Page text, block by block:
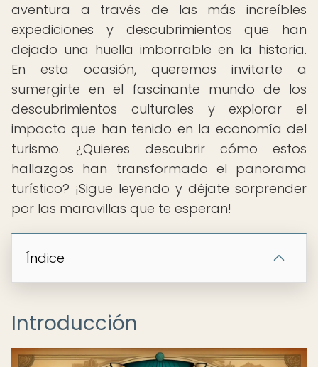
aventura a través de las más increíbles
expediciones y descubrimientos que han
dejado una huella imborrable en la historia.
En esta ocasión, queremos invitarte a
sumergirte en el fascinante mundo de los
descubrimientos culturales y explorar el
impacto que han tenido en la economía del
turismo. ¿Quieres descubrir cómo estos
hallazgos han transformado el panorama
turístico? ¡Sigue leyendo y déjate sorprender
por las maravillas que te esperan!
Índice
Introducción